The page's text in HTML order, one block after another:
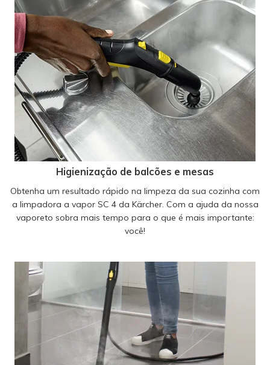
Higienização de balcões e mesas
Obtenha um resultado rápido na limpeza da sua cozinha com
a limpadora a vapor SC 4 da Kärcher. Com a ajuda da nossa
vaporeto sobra mais tempo para o que é mais importante:
você!